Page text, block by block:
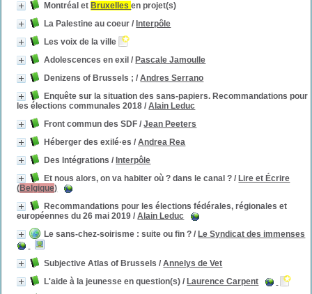
Montréal et Bruxellesen projet(s)
La Palestine au coeur / Interpôle
Les voix de la ville
Adolescences en exil / Pascale Jamoulle
Denizens of Brussels ; /Andres Serrano
Enquête sur la situation des sans-papiers. Recommandations pour
les élections communales 2018 /Alain Leduc
Front commun des SDF /Jean Peeters
Héberger des exilé·es /Andrea Rea
Des Intégrations / Interpôle
Et nous alors, on va habiter où ? dans le canal ? / Lire et Écrire
(Belgique)
Recommandations pour les élections fédérales, régionales et
européennes du 26 mai 2019 /Alain Leduc
Le sans-chez-soirisme : suite ou fin ? / Le Syndicat des immenses
Subjective Atlas of Brussels /Annelys de Vet
L'aide à la jeunesse en question(s) / Laurence Carpent